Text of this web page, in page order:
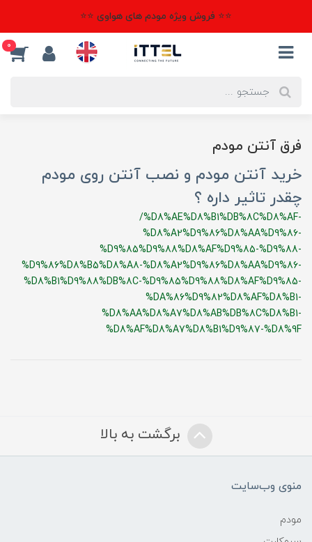
⭐⭐ فروش ویژه مودم های هواوی ⭐⭐
0
فرق آنتن مودم
خرید آنتن مودم و نصب آنتن روی مودم
چقدر تاثیر داره ؟
/%D8%AE%D8%B1%DB%8C%D8%AF-
%D8%A2%D9%86%D8%AA%D9%86-
%D9%85%D9%88%D8%AF%D9%85-%D9%88-
%D9%86%D8%B5%D8%A8-%D8%A2%D9%86%D8%AA%D9%86-
%D8%B1%D9%88%DB%8C-%D9%85%D9%88%D8%AF%D9%85-
%DA%86%D9%82%D8%AF%D8%B1-
%D8%AA%D8%A7%D8%AB%DB%8C%D8%B1-
%D8%AF%D8%A7%D8%B1%D9%87-%D8%9F
برگشت به بالا
منوی وب‌سایت
مودم